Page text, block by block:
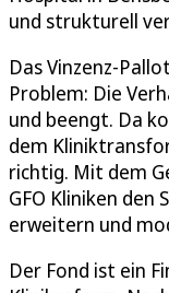
und strukturell
Das Vinzenz-
Problem: Die
und beengt. Da
dem
richtig. Mit dem
GFO Kliniken den
erweitern und
Der Fond ist ein